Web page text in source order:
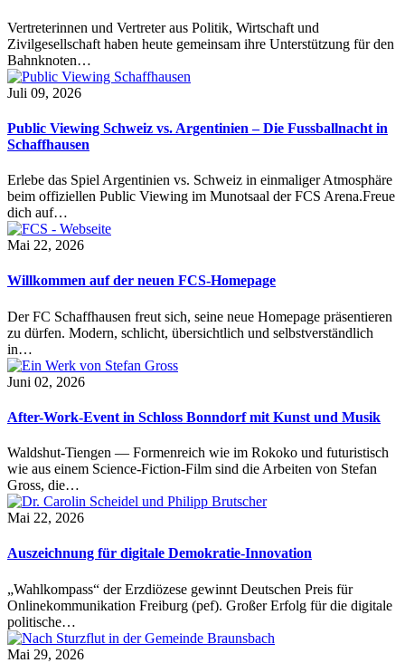
Vertreterinnen und Vertreter aus Politik, Wirtschaft und
Zivilgesellschaft haben heute gemeinsam ihre Unterstützung für den
Bahnknoten…
Juli 09, 2026
Public Viewing Schweiz vs. Argentinien – Die Fussballnacht in
Schaffhausen
Erlebe das Spiel Argentinien vs. Schweiz in einmaliger Atmosphäre
beim offiziellen Public Viewing im Munotsaal der FCS Arena.Freue
dich auf…
Mai 22, 2026
Willkommen auf der neuen FCS-Homepage
Der FC Schaffhausen freut sich, seine neue Homepage präsentieren
zu dürfen. Modern, schlicht, übersichtlich und selbstverständlich
in…
Juni 02, 2026
After-Work-Event in Schloss Bonndorf mit Kunst und Musik
Waldshut-Tiengen — Formenreich wie im Rokoko und futuristisch
wie aus einem Science-Fiction-Film sind die Arbeiten von Stefan
Gross, die…
Mai 22, 2026
Auszeichnung für digitale Demokratie-Innovation
„Wahlkompass“ der Erzdiözese gewinnt Deutschen Preis für
Onlinekommunikation Freiburg (pef). Großer Erfolg für die digitale
politische…
Mai 29, 2026